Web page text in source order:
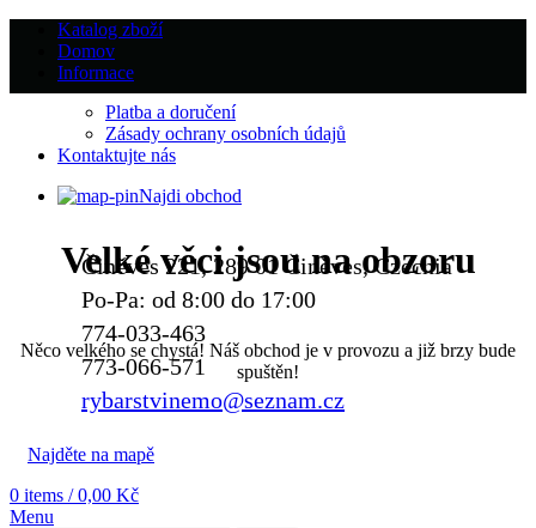
Katalog zboží
Domov
Informace
Platba a doručení
Zásady ochrany osobních údajů
Kontaktujte nás
Najdi obchod
Činěves 221, 289 01 Činěves, Czechia
Po-Pa: od 8:00 do 17:00
774-033-463
773-066-571
rybarstvinemo@seznam.cz
Najděte na mapě
0 items / 0,00 Kč
Menu
Velké věci jsou na obzoru
Něco velkého se chystá! Náš obchod je v provozu a již brzy bude
spuštěn!